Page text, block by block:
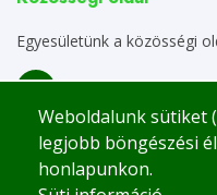
Egyesületünk a közösségi
Weboldalunk sütiket
legjobb böngészési
honlapunkon.